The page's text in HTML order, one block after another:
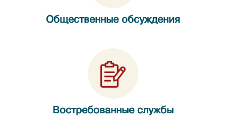
Общественные обсуждения
Востребованные службы